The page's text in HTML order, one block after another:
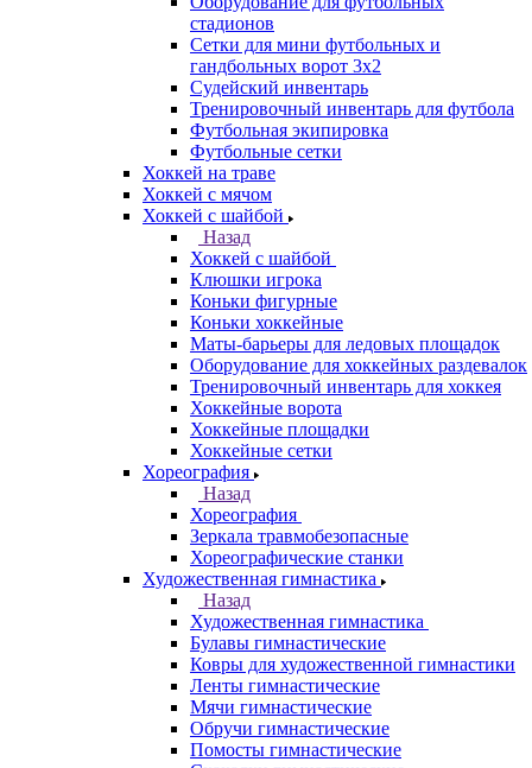
стадионов
Сетки для мини футбольных и
гандбольных ворот 3х2
Судейский инвентарь
Тренировочный инвентарь для футбола
Футбольная экипировка
Футбольные сетки
Хоккей на траве
Хоккей с мячом
Хоккей с шайбой
Назад
Хоккей с шайбой
Клюшки игрока
Коньки фигурные
Коньки хоккейные
Маты-барьеры для ледовых площадок
Оборудование для хоккейных раздевалок
Тренировочный инвентарь для хоккея
Хоккейные ворота
Хоккейные площадки
Хоккейные сетки
Хореография
Назад
Хореография
Зеркала травмобезопасные
Хореографические станки
Художественная гимнастика
Назад
Художественная гимнастика
Булавы гимнастические
Ковры для художественной гимнастики
Ленты гимнастические
Мячи гимнастические
Обручи гимнастические
Помосты гимнастические